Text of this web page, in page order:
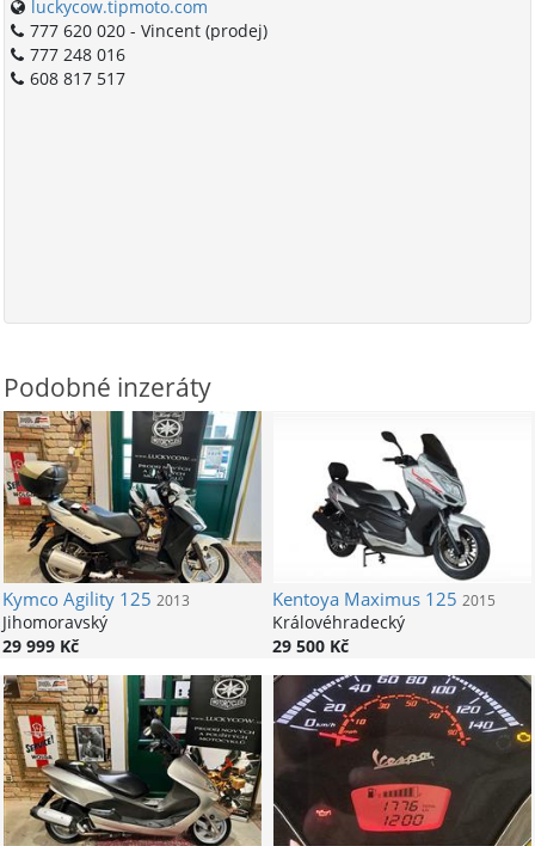
luckycow.tipmoto.com
777 620 020 - Vincent (prodej)
777 248 016
608 817 517
Podobné inzeráty
KymcoAgility 125 2013
Jihomoravský
29 999 Kč
KentoyaMaximus 125 2015
Královéhradecký
29 500 Kč